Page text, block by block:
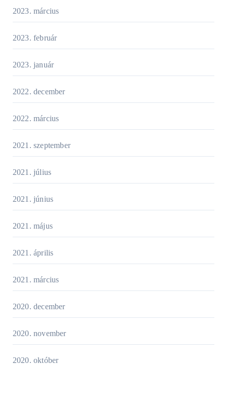
2023. március
2023. február
2023. január
2022. december
2022. március
2021. szeptember
2021. július
2021. június
2021. május
2021. április
2021. március
2020. december
2020. november
2020. október